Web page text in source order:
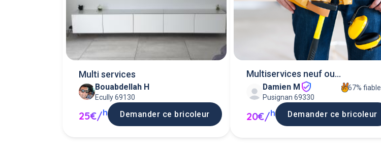
Multi services
Bouabdellah H
Ecully 69130
25€/h Demander ce bricoleur
Multiservices neuf ou
renovation
Damien M
67% fiable
Pusignan 69330
20€/h Demander ce bricoleur